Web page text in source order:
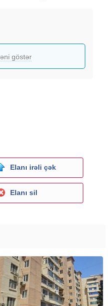
saxlaya biler Makler
göstər
Elanı irəli çək
Elanı sil